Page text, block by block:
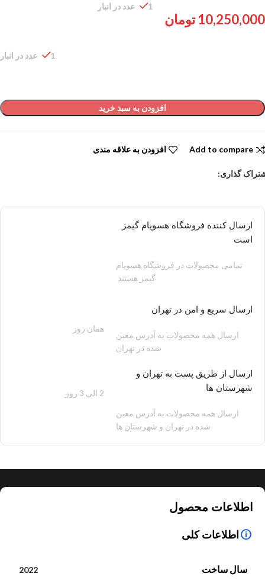
10,250,000 تومان
1 عدد در انبار
1 عدد در انبار
افزودن به سبد خرید
Add to compare افزودن به علاقه مندی
گذاری:
ارسال کننده فروشگاه هسویام گیمز
است
تمامی محصولات در فروشگاه هسویام
گیمز هستند
ارسال سریع و امن در تهران
ارسال همه محصولات به آدرس معین
شده در تهران
همان روز
ارسال از طریق پست به تهران و
شهرستان ها
ارسال همه محصولات به آدرس معین
شده در تهران و شهرستان ها
2 الی 3 روز
اطلاعات محصول
اطلاعات کلی
سال ساخت 2022